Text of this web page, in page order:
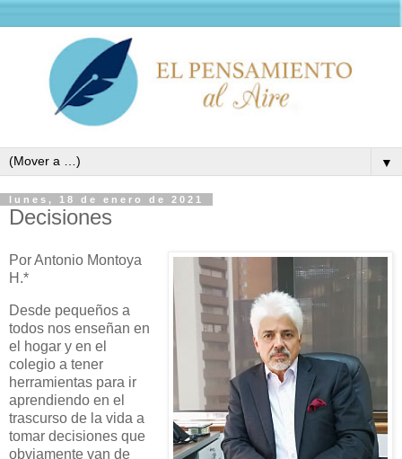
▼
lunes, 18 de enero de 2021
Decisiones
Por Antonio Montoya
H.*
Desde pequeños a
todos nos enseñan en
el hogar y en el
colegio a tener
herramientas para ir
aprendiendo en el
trascurso de la vida a
tomar decisiones que
obviamente van de